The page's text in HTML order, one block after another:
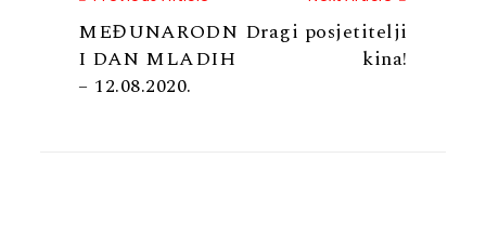
MEĐUNARODN
I DAN MLADIH
– 12.08.2020.
Dragi posjetitelji
kina!